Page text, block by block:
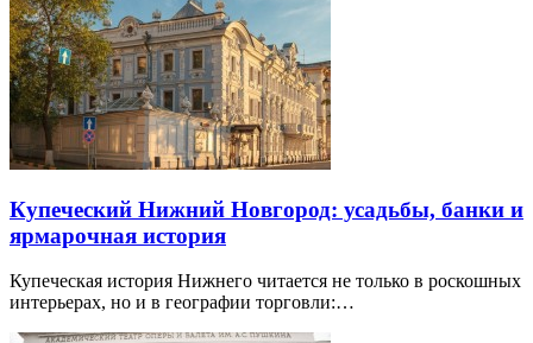
Купеческий Нижний Новгород: усадьбы, банки и
ярмарочная история
Купеческая история Нижнего читается не только в роскошных
интерьерах, но и в географии торговли:…